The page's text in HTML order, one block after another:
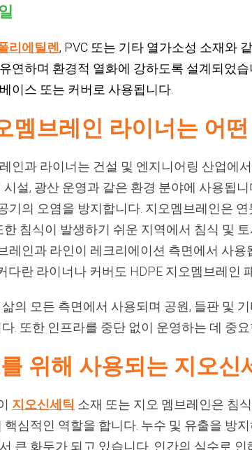
리에틸렌 , PVC 또는 기타 열가소성 소재와
연하며 환경적 열화에 강하도록 설계되었
이스 또는 커버로 사용됩니다.
멤브레인 라이너는 어
인과 라이너는 건설 및 엔지니어링 산업에
시설, 광산 운영과 같은 환경 분야에 사용됩
기의 오염을 방지합니다. 지오멤브레인은
한 침식이 발생하기 쉬운 지역에서 침식 및
레인과 라인이 레크리에이션 측면에서 사
다란 라이너나 커버도 HDPE 지오멤브레인
의 모든 측면에서 사용되며 공원, 들판 및
. 또한 인프라를 중단 없이 운영하는 데 중
위해 사용되는 지오신
지오신세틱 소재 또는 지오 멤브레인은 침
핵심적인 역할을 합니다. 누수 및 유출을 방
큰 화두가 되고 있습니다. 인간의 실수로